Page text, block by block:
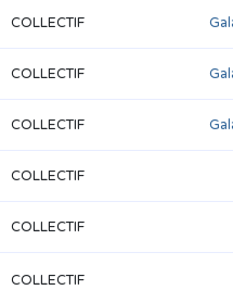
COLLECTIF
COLLECTIF
COLLECTIF
COLLECTIF
COLLECTIF
COLLECTIF